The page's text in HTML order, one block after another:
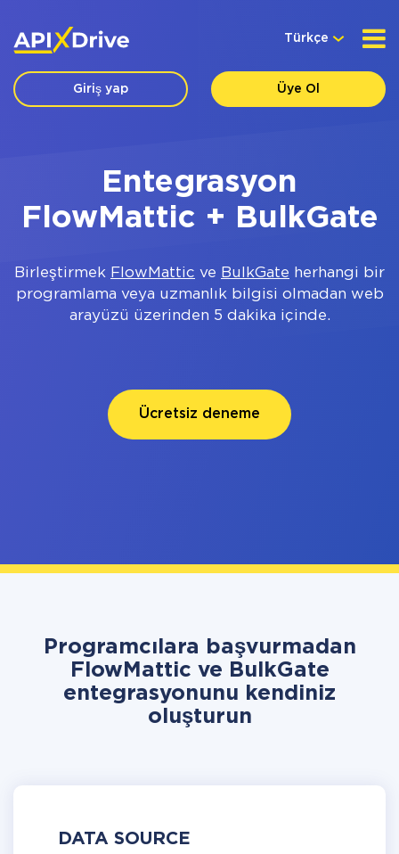
Türkçe
Giriş yap Üye Ol
Entegrasyon
FlowMattic + BulkGate
Birleştirmek FlowMattic ve BulkGate herhangi bir
programlama veya uzmanlık bilgisi olmadan web
arayüzü üzerinden 5 dakika içinde.
Ücretsiz deneme
Programcılara başvurmadan
FlowMattic ve BulkGate
entegrasyonunu kendiniz
oluşturun
DATA SOURCE